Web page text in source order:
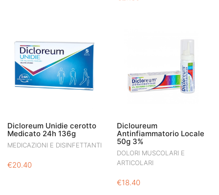
Dicloreum Unidie cerotto
Medicato 24h 136g
MEDICAZIONI E DISINFETTANTI
€20.40
Dicloureum
Antinfiammatorio Locale
50g 3%
DOLORI MUSCOLARI E
ARTICOLARI
€18.40